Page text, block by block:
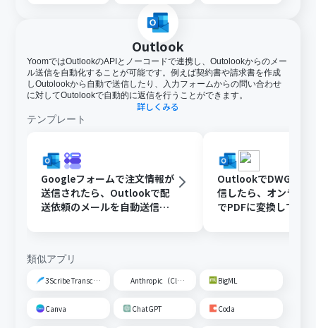
Outlook
YoomではOutlookのAPIとノーコードで連携し、Outolookからのメー
ル送信を自動化することが可能です。例えば契約書や請求書を作成
しOutolookから自動で送信したり、入力フォームからの問い合わせ
に対してOutolookで自動的に返信を行うことができます。
詳しくみる
テンプレート
Googleフォームで注文情報が
送信されたら、Outlookで配
送依頼のメールを自動送信す
OutlookでDWGファ
信したら、オンライ
でPDFに変換して
類似アプリ
3Scribe Transcription Anthropic（Claude） BigML
Canva ChatGPT Coda